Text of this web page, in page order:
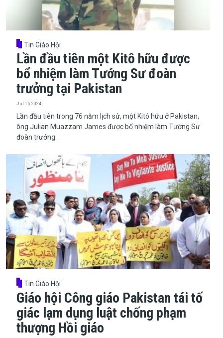
Tin Giáo Hội
Lần đầu tiên một Kitô hữu được
bổ nhiệm làm Tướng Sư đoàn
trưởng tại Pakistan
Jul 16, 2024
​​​​​​​Lần đầu tiên trong 76 năm lịch sử, một Kitô hữu ở Pakistan,
ông Julian Muazzam James được bổ nhiệm làm Tướng Sư
đoàn trưởng.
Tin Giáo Hội
Giáo hội Công giáo Pakistan tái tố
giác lạm dụng luật chống phạm
thượng Hồi giáo